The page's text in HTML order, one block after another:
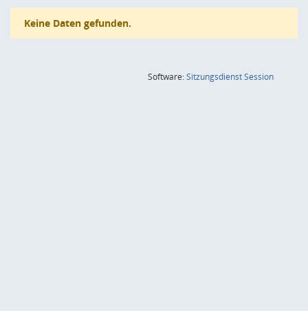
Keine Daten gefunden.
Software:SitzungsdienstSession(Wird in